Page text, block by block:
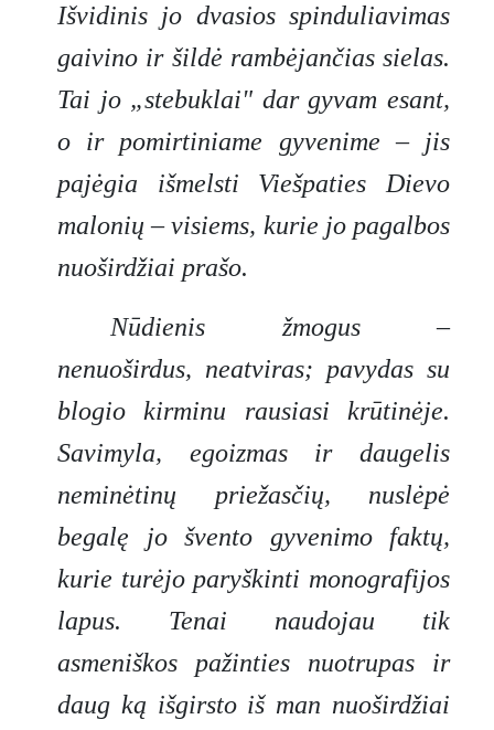
Išvidinis jo dvasios spinduliavimas
gaivino ir šildė rambėjančias sielas.
Tai jo „stebuklai" dar gyvam esant,
o ir pomirtiniame gyvenime – jis
pajėgia išmelsti Viešpaties Dievo
malonių – visiems, kurie jo pagalbos
nuoširdžiai prašo.
Nūdienis žmogus –
nenuoširdus, neatviras; pavydas su
blogio kirminu rausiasi krūtinėje.
Savimyla, egoizmas ir daugelis
neminėtinų priežasčių, nuslėpė
begalę jo švento gyvenimo faktų,
kurie turėjo paryškinti monografijos
lapus. Tenai naudojau tik
asmeniškos pažinties nuotrupas ir
daug ką išgirsto iš man nuoširdžiai